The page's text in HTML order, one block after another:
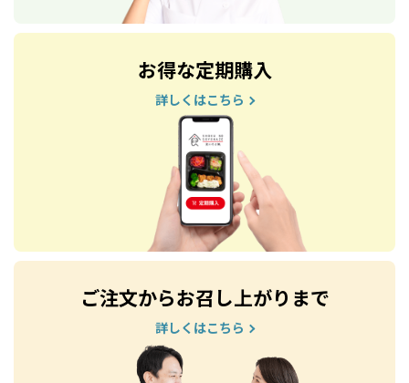
お得な定期購入
詳しくはこちら
ご注文からお召し上がりまで
詳しくはこちら